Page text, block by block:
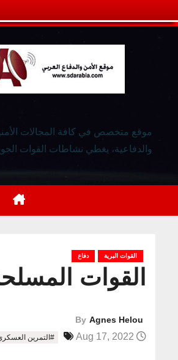
موقع متخصص في كافة المجالات
والدفاعية، يغطي نشاطات القوات
القوات البرية دفاع
القوات
By Agnes Helou
#التمرين